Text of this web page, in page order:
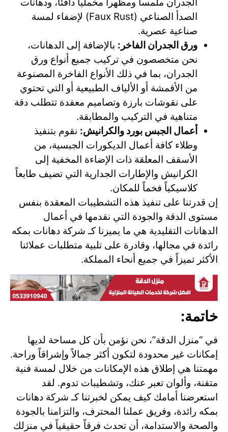
الجدران ملمساً ومظهراً مخملياً دافئاً، ودهانات
الصدأ الصناعي (Faux Rust) لإضفاء لمسة
صناعية عصرية.
ورق الجدران الفاخر: بالإضافة إلى الدهانات،
نحن متخصصون في تركيب جميع أنواع ورق
الجدران، بما في ذلك الأنواع الفاخرة المصنوعة
من الأقمشة أو الألياف الطبيعية أو التي تحتوي
على نقوشات بارزة وتصاميم معقدة تتطلب دقة
متناهية في التركيب والمطابقة.
أعمال الجبس بورد والكرانيش: نقوم بتنفيذ
وطلاء كافة أعمال الديكورات الجبسية، من
الأسقف المعلقة ذات الإضاءة المخفية إلى
الكرانيش والإطارات الجدارية التي تضيف طابعاً
كلاسيكياً فخماً للمكان.
إن قدرتنا على تنفيذ هذه التشطيبات المعقدة بنفس
مستوى الدقة والجودة التي نقدمها في أعمال
الدهانات التقليدية هي ما يميزنا كـ شركة دهانات بمكه
رائدة في مجالها، وقادرة على تلبية متطلبات عملائنا
الأكثر تميزاً في جميع أنحاء المملكة.
خاتمة:
في “منزل الدقة”، نحن نؤمن بأن كل مساحة لديها
إمكانات غير محدودة لتكون أكثر جمالاً وإشراقاً وراحة.
مهمتنا هي إطلاق هذه الإمكانات من خلال لمسة فنية
متقنة، وألوان تعبر عنك، وتشطيبات تدوم. لقد
استعرضنا أمامك كيف يمكن لخبرتنا كـ شركة دهانات
بمكه رائدة، وفريق عملنا المحترف، والتزامنا بالجودة
والصحة والاستدامة، أن تحدث فرقاً حقيقياً في منزلك